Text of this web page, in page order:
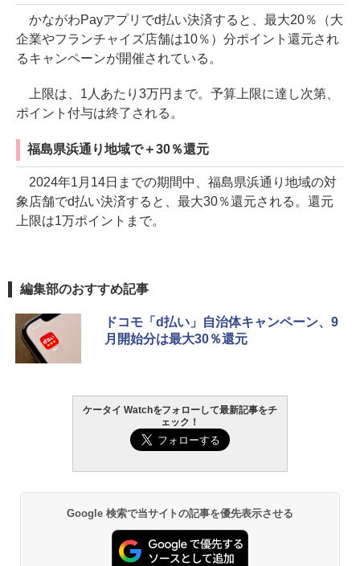
かながわPayアプリでd払い決済すると、最大20％（大
企業やフランチャイズ店舗は10％）分ポイント還元され
るキャンペーンが開催されている。
上限は、1人あたり3万円まで。予算上限に達し次第、
ポイント付与は終了される。
福島県浜通り地域で＋30％還元
2024年1月14日までの期間中、福島県浜通り地域の対
象店舗でd払い決済すると、最大30％還元される。還元
上限は1万ポイントまで。
編集部のおすすめ記事
ドコモ「d払い」自治体キャンペーン、9
月開始分は最大30％還元
ケータイ Watchをフォローして最新記事をチ
ェック！
Google 検索で当サイトの記事を優先表示させる